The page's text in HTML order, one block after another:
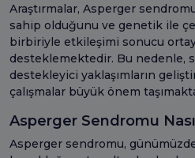
Araştırmalar, Asperger
sahip olduğunu ve genetik ile
birbiriyle etkileşimi sonucu ortaya
desteklemektedir. Bu nedenle,
destekleyici yaklaşımların
çalışmalar büyük önem
Asperger Sendromu
Asperger sendromu,